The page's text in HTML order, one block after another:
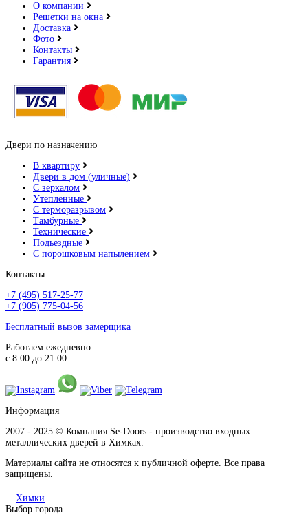
О компании
Решетки на окна
Доставка
Фото
Контакты
Гарантия
Двери по назначению
В квартиру
Двери в дом (уличные)
С зеркалом
Утепленные
С терморазрывом
Тамбурные
Технические
Подьездные
С порошковым напылением
Контакты
+7 (495) 517-25-77
+7 (905) 775-04-56
Бесплатный вызов замерщика
Работаем ежедневно
с 8:00 до 21:00
Информация
2007 - 2025 © Компания Se-Doors - производство входных
металлических дверей в Химках.
Материалы сайта не относятся к публичной оферте. Все права
защищены.
Химки
Выбор города